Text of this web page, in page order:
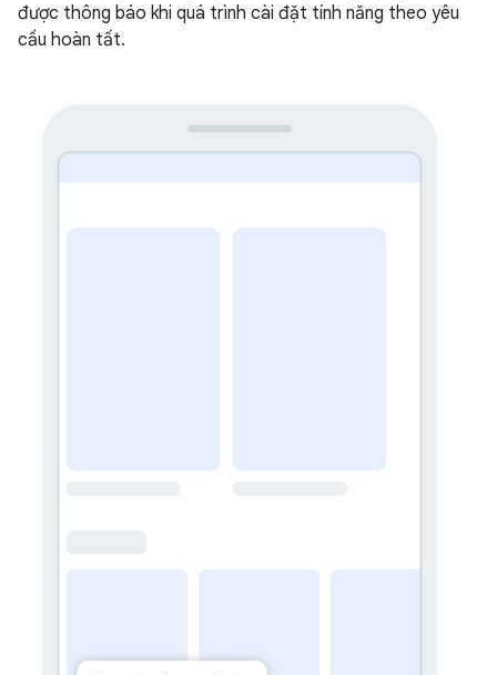
được thông báo khi quá trình cài đặt tính năng theo yêu
cầu hoàn tất.